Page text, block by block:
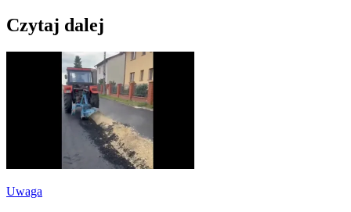
Czytaj dalej
Uwaga